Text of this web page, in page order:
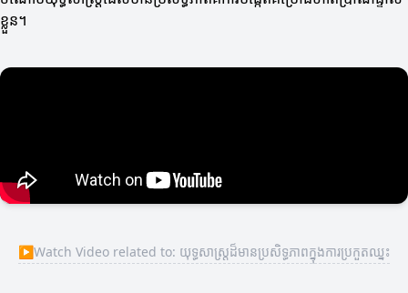
ខ្លួន។
▶ Watch Video related to: យុទ្ធសាស្ត្រដ៏មានប្រសិទ្ធភាពក្នុងការប្រកួតឈ្នះ